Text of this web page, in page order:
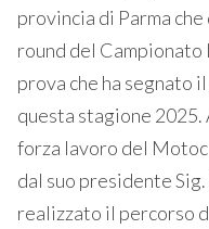
provincia di Parma
round del
prova che ha segnato
questa stagione 2025.
forza lavoro del
dal suo presidente
realizzato il percorso